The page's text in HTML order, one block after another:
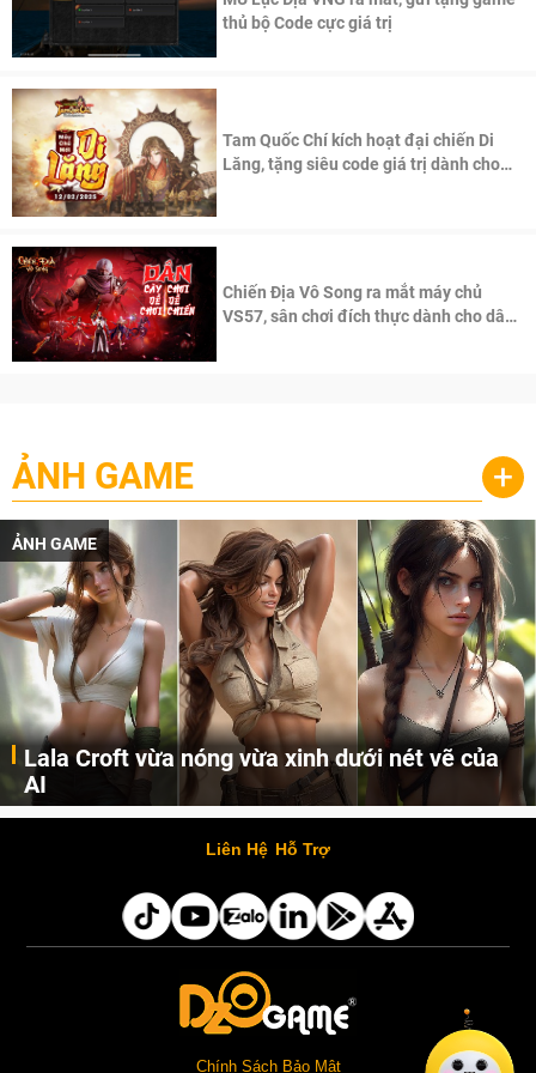
thủ bộ Code cực giá trị
Tam Quốc Chí kích hoạt đại chiến Di
Lăng, tặng siêu code giá trị dành cho
Chiến Địa Vô Song ra mắt máy chủ
VS57, sân chơi đích thực dành cho dân
ẢNH GAME +
ẢNH GAME
Lala Croft vừa nóng vừa xinh dưới nét vẽ của
AI
Cùng đến với những hình ảnh Lala Croft của Tomb Raider dưới nét vẽ của AI. Một cô nàng xinh đẹp, nóng bỏng nhưng cũng rắn rỏi và mạnh mẽ.
Liên Hệ Hỗ Trợ
Chính Sách Bảo Mật